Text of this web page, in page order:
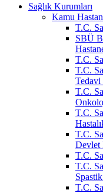
Sağlık Kurumları
Kamu
T.C.
SBÜ
T.C.
T.C.
Tedavi
T.C.
T.C.
T.C.
Devlet
T.C.
T.C.
T.C.